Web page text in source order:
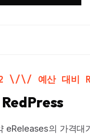
\/\/ 예산 대비
eReleases의 가격대